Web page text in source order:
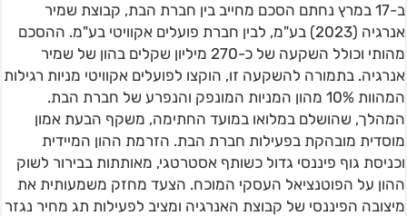
ב-17 במרץ נחתם הסכם מחייב בין חברת הבת, קבוצת שמיר
אנרגיה (2023) בע"מ, לבין חברת פועלים אקוויטי בע"מ. ההסכם
מהותי וכולל השקעה של כ-270 מיליון שקלים בהון של שמיר
אנרגיה. בתמורה להשקעה זו, הוקצו לפועלים אקוויטי מניות רגילות
המהוות 10% מהון המניות המונפק והנפרע של חברת הבת.
המהלך, שהושלם במלואו במועד החתימה, משקף הבעת אמון
מוסדית מובהקת בפעילות חברת הבת. הזרמת ההון המיידית
וכניסת גוף פיננסי גדול כשותף אסטרטגי, מאותתות בבירור לשוק
ההון על הפוטנציאל העסקי המוכח. הצעד מחזק משמעותית את
מיצובה הפיננסי של קבוצת האנרגיה ומציב לפעילות תג מחיר נגזר